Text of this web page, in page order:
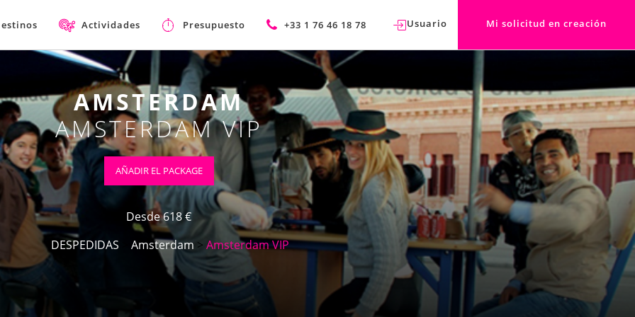
Actividades Presupuesto +33 1 76 46 18 78 Usuario Mi solicitud en creación
AMSTERDAM
AMSTERDAM VIP
AÑADIR EL PACKAGE
Desde 618 €
DESPEDIDAS
Amsterdam > Amsterdam VIP